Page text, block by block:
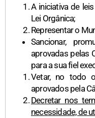
A iniciativa de
Lei Orgânica;
Representar o
Sancionar,
aprovadas pelas
para a sua fiel
Vetar, no todo
aprovados pela
Decretar nos
necessidade, de